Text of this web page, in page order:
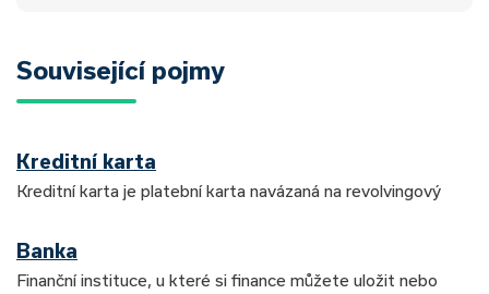
Související pojmy
Kreditní karta
Kreditní karta je platební karta navázaná na revolvingový
Banka
Finanční instituce, u které si finance můžete uložit nebo